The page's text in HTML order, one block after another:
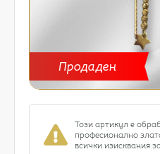
Продаден
Този артикул е
професионално
всички изисквания